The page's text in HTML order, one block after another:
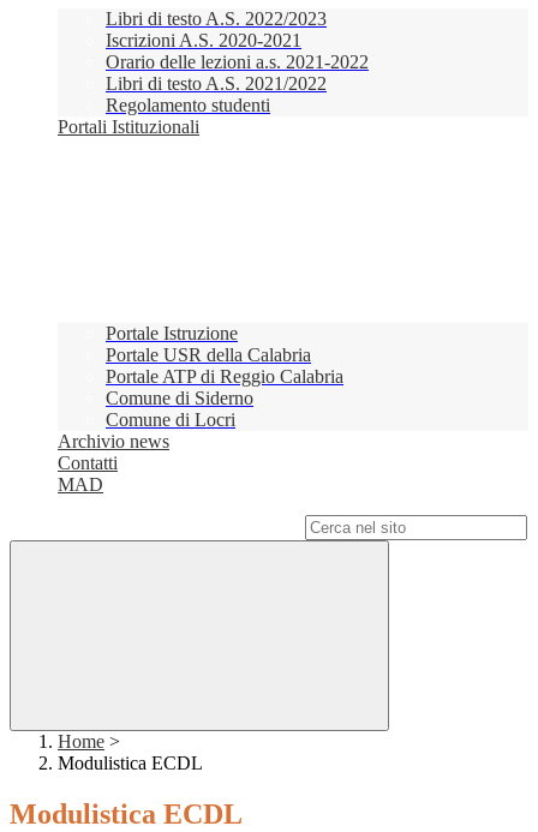
Libri di testo A.S. 2022/2023
Iscrizioni A.S. 2020-2021
Orario delle lezioni a.s. 2021-2022
Libri di testo A.S. 2021/2022
Regolamento studenti
Portali Istituzionali
Portale Istruzione
Portale USR della Calabria
Portale ATP di Reggio Calabria
Comune di Siderno
Comune di Locri
Archivio news
Contatti
MAD
Home >
Modulistica ECDL
Modulistica ECDL